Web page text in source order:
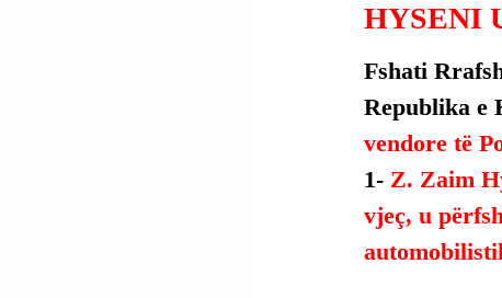
HYSENI
Fshati
Republika e
vendore të
1- Z. Zaim
vjeç, u